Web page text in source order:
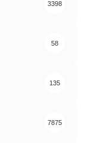
3398
58
135
7875